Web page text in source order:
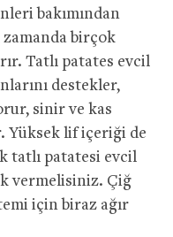
bakımından
zamanda birçok
Tatlı patates evcil
destekler,
sinir ve kas
Yüksek lif içeriği de
tatlı patatesi evcil
vermelisiniz. Çiğ
için biraz ağır